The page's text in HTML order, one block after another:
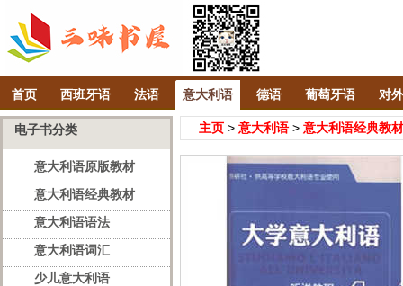
首页 西班牙语 法语 意大利语 德语 葡萄牙语 对
电子书分类
意大利语原版教材
意大利语经典教材
意大利语语法
意大利语词汇
少儿意大利语
主页 > 意大利语> 意大利语经典教材